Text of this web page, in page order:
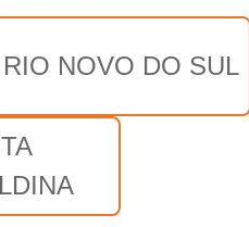
RIO NOVO DO SUL